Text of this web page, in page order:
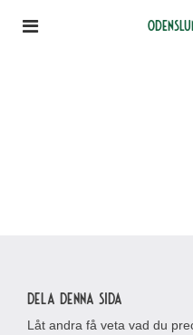
Dela denna sida
Låt andra få veta vad du